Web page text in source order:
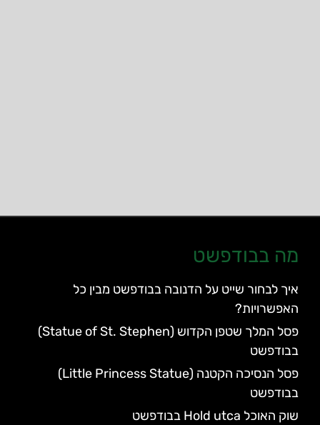
מה בבודפשט
איך לבחור שייט על הדנובה בבודפשט מבין כל
האפשרויות?
פסל המלך שטפן הקדוש (Statue of St. Stephen)
בבודפשט
פסל הנסיכה הקטנה (Little Princess Statue)
בבודפשט
שוק האוכל Hold utca בבודפשט